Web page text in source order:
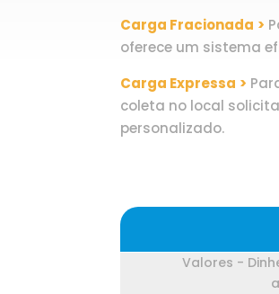
Carga Fracionada >
oferece um sistema
Carga Expressa >
coleta no local
personalizado.
Valores -